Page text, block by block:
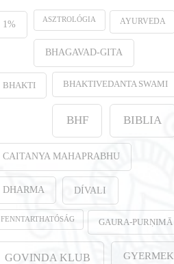
1% ASZTROLÓGIA AYURVEDA
BHAGAVAD-GITA
BHAKTI BHAKTIVEDANTA SWAMI
BHF BIBLIA
CAITANYA MAHAPRABHU
DHARMA DÍVALI
FENNTARTHATÓSÁG GAURA-PURṆIMĀ
GOVINDA KLUB GYERMEK